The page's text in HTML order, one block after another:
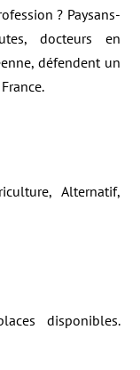
? Paysans-
docteurs en
défendent un
Alternatif,
disponibles.